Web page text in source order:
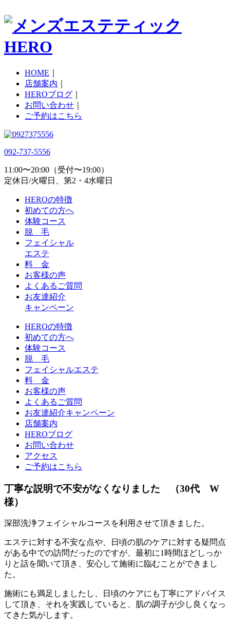
HOME
店舗案内
HEROブログ
お問い合わせ
ご予約はこちら
092-737-5556
11:00〜20:00（受付〜19:00）
定休日/火曜日、第2・4水曜日
HEROの特徴
初めての方へ
体験コース
脱 毛
フェイシャル
エステ
料 金
お客様の声
よくあるご質問
お友達紹介
キャンペーン
HEROの特徴
初めての方へ
体験コース
脱 毛
フェイシャルエステ
料 金
お客様の声
よくあるご質問
お友達紹介キャンペーン
店舗案内
HEROブログ
お問い合わせ
アクセス
ご予約はこちら
丁寧な説明で不安がなくなりました （30代 W
様）
深部洗浄フェイシャルコースを利用させて頂きました。
エステに対する不安な点や、日頃の肌のケアに対する疑問点
がある中での訪問だったのですが、最初に1時間ほどしっか
りと話を聞いて頂き、安心して施術に臨むことができまし
た。
施術にも満足しましたし、日頃のケアにも丁寧にアドバイス
して頂き、それを実践していると、肌の調子が少し良くなっ
てきた気がします。